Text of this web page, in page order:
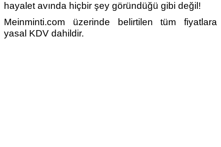
hayalet avında hiçbir şey göründüğü gibi değil!
Meinminti.com üzerinde belirtilen tüm fiyatlara
yasal KDV dahildir.